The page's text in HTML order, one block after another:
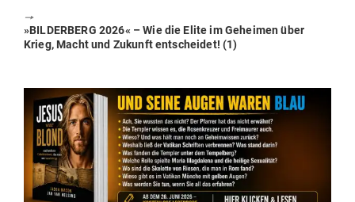
🠖
Next
post:
»BIL­DERBERG 2026« – Wie die Elite im Geheimen über
Krieg, Macht und Zukunft ent­scheidet! (1)